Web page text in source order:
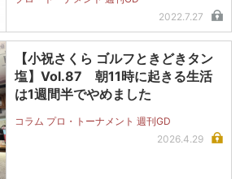
2022.7.27
【小祝さくら ゴルフときどきタン
塩】Vol.87 朝11時に起きる生活
は1週間半でやめました
コラム プロ・トーナメント 週刊GD
2026.4.29